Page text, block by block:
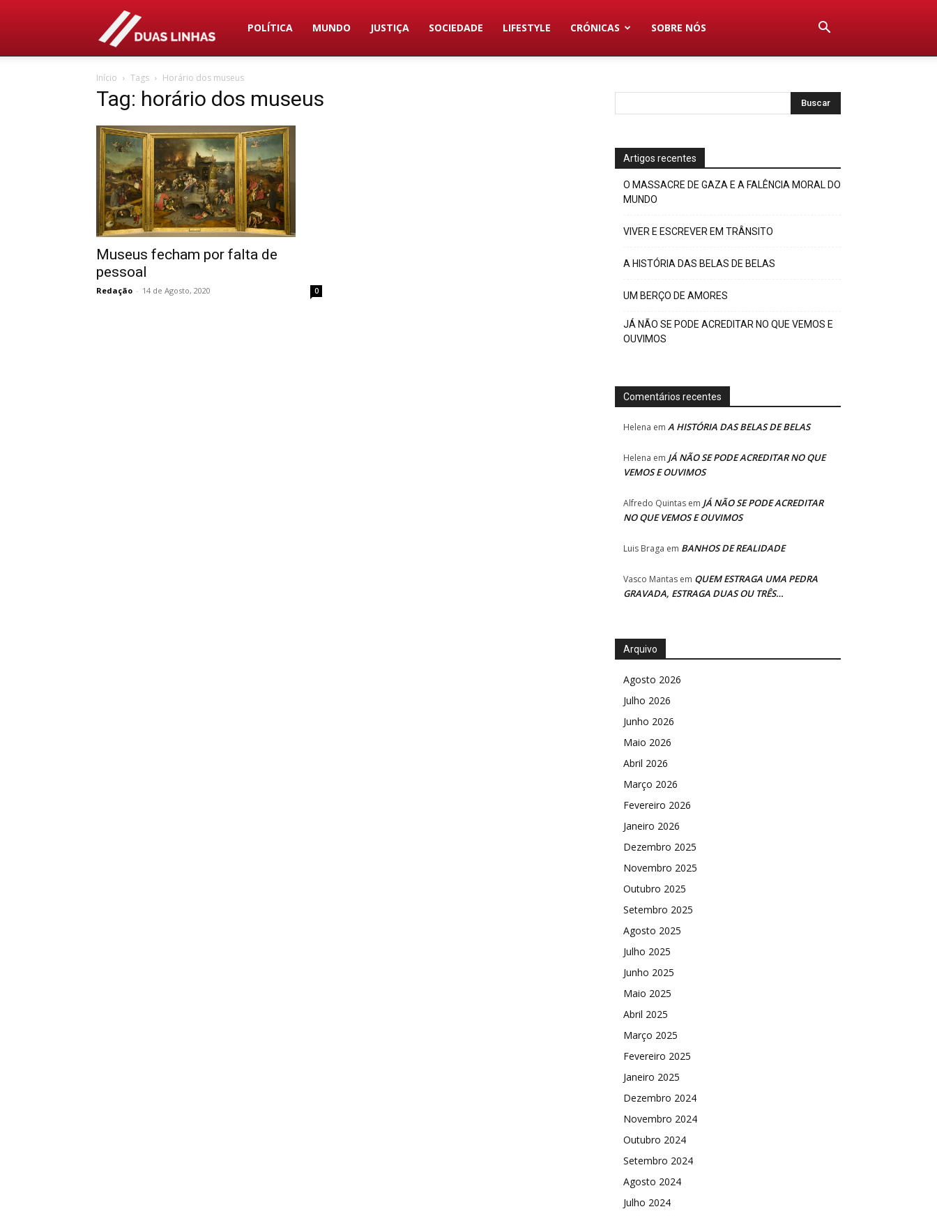
Duas
Linhas
POLÍTICA MUNDO JUSTIÇA SOCIEDADE LIFESTYLE CRÓNICAS SOBRE NÓS
Início Tags Horário dos museus
Tag: horário dos museus
Museus fecham por falta de
pessoal
Redação - 14 de Agosto, 2020 0
Artigos recentes
O MASSACRE DE GAZA E A FALÊNCIA MORAL DO
MUNDO
VIVER E ESCREVER EM TRÂNSITO
A HISTÓRIA DAS BELAS DE BELAS
UM BERÇO DE AMORES
JÁ NÃO SE PODE ACREDITAR NO QUE VEMOS E
OUVIMOS
Comentários recentes
Helena em A HISTÓRIA DAS BELAS DE BELAS
Helena em JÁ NÃO SE PODE ACREDITAR NO QUE
VEMOS E OUVIMOS
Alfredo Quintas em JÁ NÃO SE PODE ACREDITAR
NO QUE VEMOS E OUVIMOS
Luis Braga em BANHOS DE REALIDADE
Vasco Mantas em QUEM ESTRAGA UMA PEDRA
GRAVADA, ESTRAGA DUAS OU TRÊS…
Arquivo
Agosto 2026
Julho 2026
Junho 2026
Maio 2026
Abril 2026
Março 2026
Fevereiro 2026
Janeiro 2026
Dezembro 2025
Novembro 2025
Outubro 2025
Setembro 2025
Agosto 2025
Julho 2025
Junho 2025
Maio 2025
Abril 2025
Março 2025
Fevereiro 2025
Janeiro 2025
Dezembro 2024
Novembro 2024
Outubro 2024
Setembro 2024
Agosto 2024
Julho 2024